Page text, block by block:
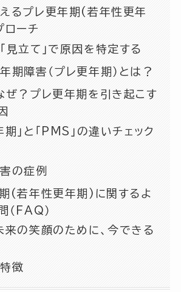
るプレ更年期(若年性更年
ローチ
見立て」で原因を特定する
期障害（プレ更年期）とは？
？プレ更年期を引き起こす
期」と「PMS」の違いチェック
の症例
(若年性更年期)に関するよ
（FAQ）
来の笑顔のために、今できる
徴